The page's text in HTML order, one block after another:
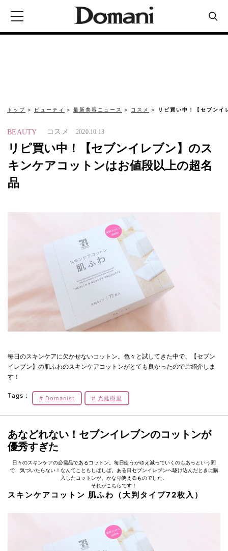
トップ ビューティ 最新美容ニュース コスメ リピ買い中！【セブン
BEAUTY コスメ 2020.10.13
リピ買い中！【セブンイレブン】のス
キンケアコットンはお値段以上の超名
品
毎日のスキンケアに欠かせないコットン。色々と試してきた中で、【セブン
イレブン】の肌ふわのスキンケアコットンがとても良かったのでご紹介しま
す！
Tags： Domanist 光延樹里
あなどれない！セブンイレブンのコットンが
優秀すぎた
日々のスキンケアの必需品であるコットン。毎日使うがゆえ減っていくのもあっという間
で、気づいたらない！なんてこともしばしば。ある日セブンイレブンへ駆け込んだときに購
入したコットンが、かなり使えるものでした。
それがこちらです！
スキンケアコットン 肌ふわ（大判タイプ72枚入）